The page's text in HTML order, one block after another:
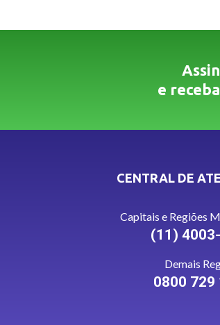
e
CENTRAL DE
Capitais e Regiões
(11)
Demais
0800 729